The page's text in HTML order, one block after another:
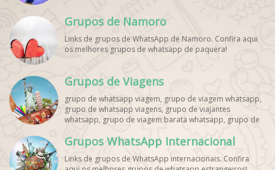
Grupos de Namoro
Links de grupos de WhatsApp de Namoro. Confira aqui
os melhores grupos de whatsapp de paquera!
Grupos de Viagens
grupo de whatsapp viagem, grupo de viagem whatsapp,
grupo de whatsapp viagens, grupo de viajantes
whatsapp, grupo de viagem barata whatsapp, grupo de
grupo de excursão whatsapp, grupo de viagem em
grupo whatsapp, grupo de viagens nacionais whatsapp,
grupo de viagens internacionais whatsapp, grupo de
Grupos WhatsApp Internacional
Links de grupos de WhatsApp internacionais. Confira